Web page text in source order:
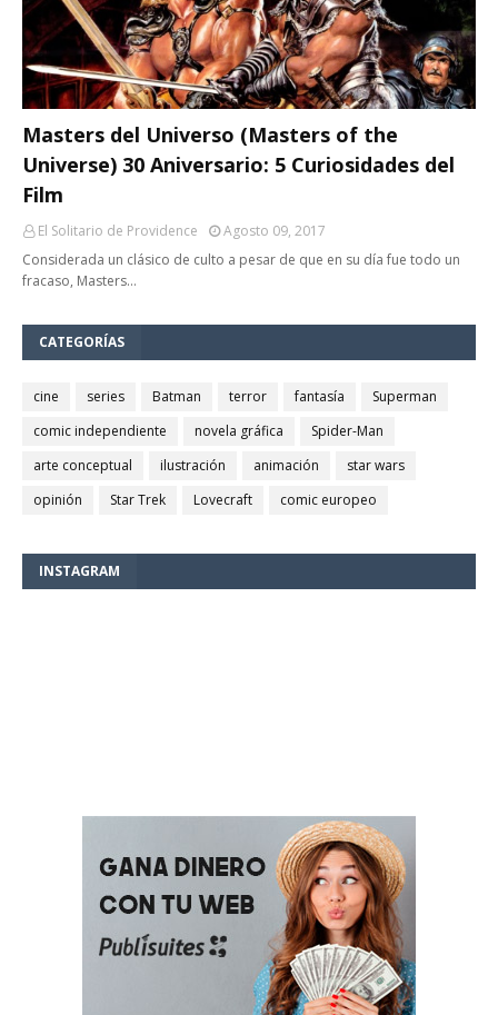
Masters del Universo (Masters of the
Universe) 30 Aniversario: 5 Curiosidades del
Film
El Solitario de Providence
Agosto 09, 2017
Considerada un clásico de culto a pesar de que en su día fue todo un
fracaso, Masters…
CATEGORÍAS
cine series Batman terror fantasía
Superman
comic independiente
novela gráfica
Spider-Man
arte conceptual
ilustración animación
star wars
opinión
Star Trek Lovecraft comic europeo
INSTAGRAM